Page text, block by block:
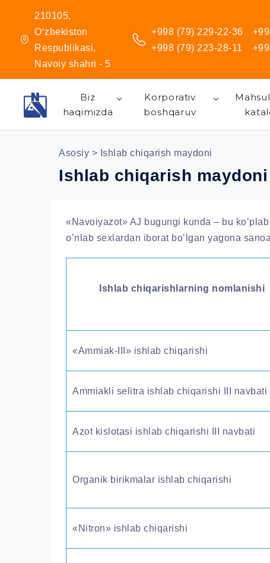
210105,
O‘zbekiston
Respublikasi,
Navoiy shahri - 5
+998 (79) 229-22-36
+998 (79) 223-28-11
Biz
haqimizda
Korporativ
boshqaruv
Asosiy > Ishlab chiqarish maydoni
Ishlab chiqarish maydoni
«Navoiyazot» AJ bugungi kunda – bu
o’nlab sexlardan iborat bo’lgan yagona
Ishlab chiqarishlarning nomlanishi
«Ammiak-III» ishlab chiqarishi
Ammiakli selitra ishlab chiqarishi III navbati
Azot kislotasi ishlab chiqarishi III navbati
Organik birikmalar ishlab chiqarishi
«Nitron» ishlab chiqarishi